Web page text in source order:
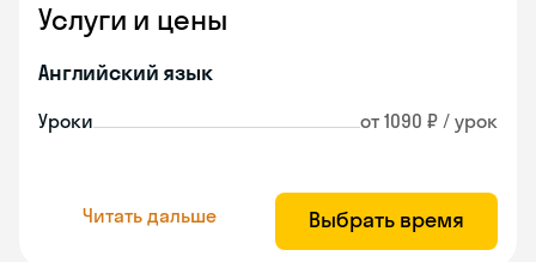
Услуги и цены
Английский язык
Уроки от 1090 ₽ / урок
Читать дальше Выбрать время